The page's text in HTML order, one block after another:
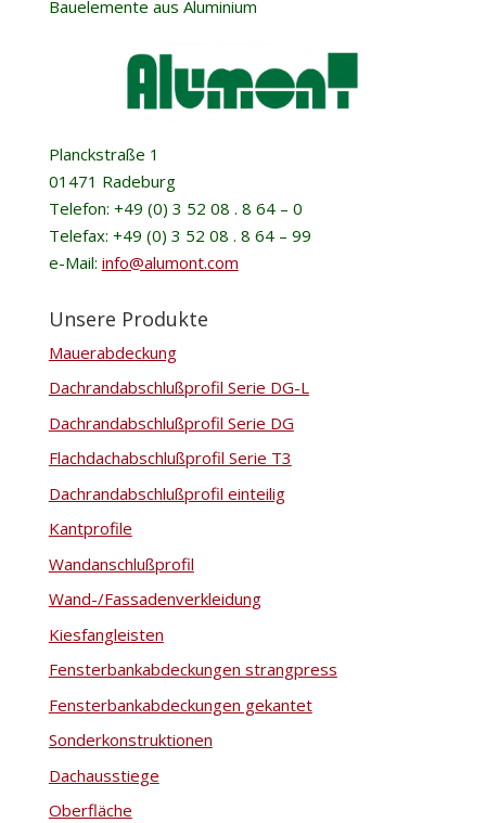
Bauelemente aus Aluminium
Planckstraße 1
01471 Radeburg
Telefon: +49 (0) 3 52 08 . 8 64 – 0
Telefax: +49 (0) 3 52 08 . 8 64 – 99
e-Mail: info@alumont.com
Unsere Produkte
Mauerabdeckung
Dachrandabschlußprofil Serie DG-L
Dachrandabschlußprofil Serie DG
Flachdachabschlußprofil Serie T3
Dachrandabschlußprofil einteilig
Kantprofile
Wandanschlußprofil
Wand-/Fassadenverkleidung
Kiesfangleisten
Fensterbankabdeckungen strangpress
Fensterbankabdeckungen gekantet
Sonderkonstruktionen
Dachausstiege
Oberfläche